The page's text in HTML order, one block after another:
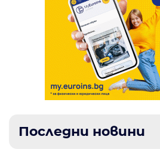
Последни новини